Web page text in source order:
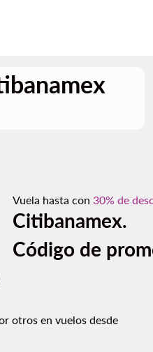
Vuela hasta con 30% de
Citibanamex.
Código de
otros en vuelos desde